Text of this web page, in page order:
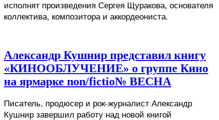
исполнят произведения Сергея Щуракова, основателя
коллектива, композитора и аккордеониста.
Александр Кушнир представил книгу
«КИНООБЛУЧЕНИЕ» о группе Кино
на ярмарке non/fictio№ ВЕСНА
Писатель, продюсер и рок-журналист Александр
Кушнир завершил работу над новой книгой